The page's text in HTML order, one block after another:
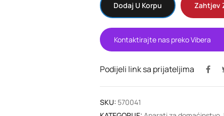
Dodaj U Korpu Zahtjev
Kontaktirajte nas preko Vibera
Podijeli link sa prijateljima
SKU: 570041